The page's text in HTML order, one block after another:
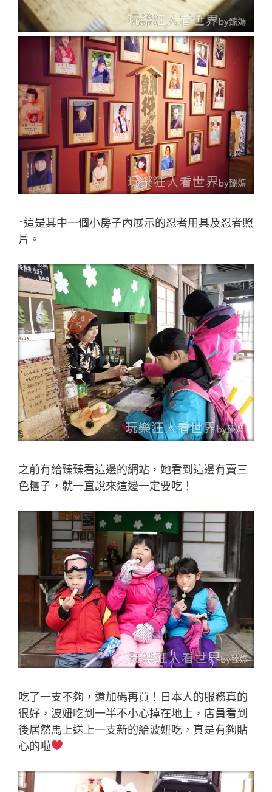
↑這是其中一個小房子內展示的忍者用具及忍者照
片。
之前有給臻臻看這邊的網站，她看到這邊有賣三
色糰子，就一直說來這邊一定要吃！
吃了一支不夠，還加碼再買！日本人的服務真的
很好，波妞吃到一半不小心掉在地上，店員看到
後居然馬上送上一支新的給波妞吃，真是有夠貼
心的啦